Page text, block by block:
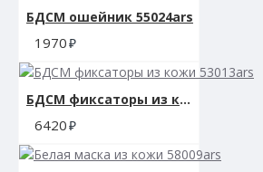
БДСМ ошейник 55024ars
1970
БДСМ фиксаторы из кожи 53013ars
6420